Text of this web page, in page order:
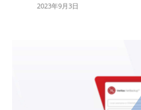
2023年9月3日